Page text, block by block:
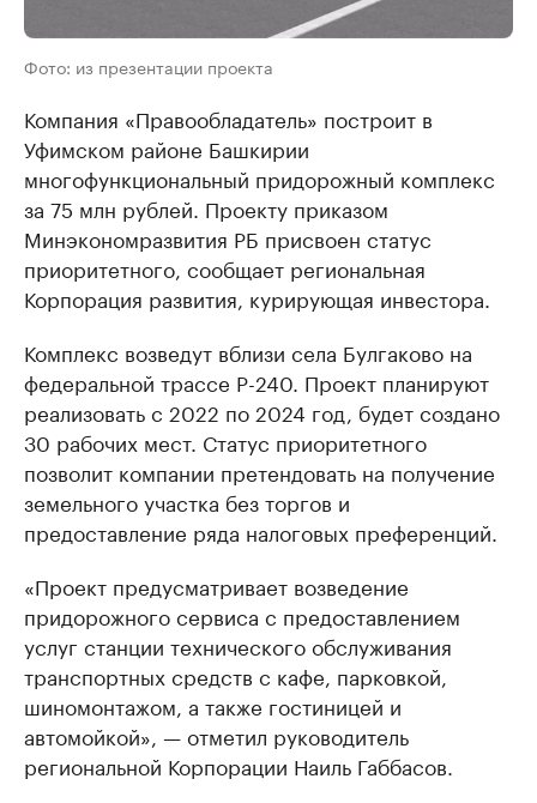
Фото: из презентации проекта
Компания «Правообладатель» построит в
Уфимском районе Башкирии
многофункциональный придорожный комплекс
за 75 млн рублей. Проекту приказом
Минэкономразвития РБ присвоен статус
приоритетного, сообщает региональная
Корпорация развития, курирующая инвестора.
Комплекс возведут вблизи села Булгаково на
федеральной трассе Р-240. Проект планируют
реализовать с 2022 по 2024 год, будет создано
30 рабочих мест. Статус приоритетного
позволит компании претендовать на получение
земельного участка без торгов и
предоставление ряда налоговых преференций.
«Проект предусматривает возведение
придорожного сервиса с предоставлением
услуг станции технического обслуживания
транспортных средств с кафе, парковкой,
шиномонтажом, а также гостиницей и
автомойкой», — отметил руководитель
региональной Корпорации Наиль Габбасов.